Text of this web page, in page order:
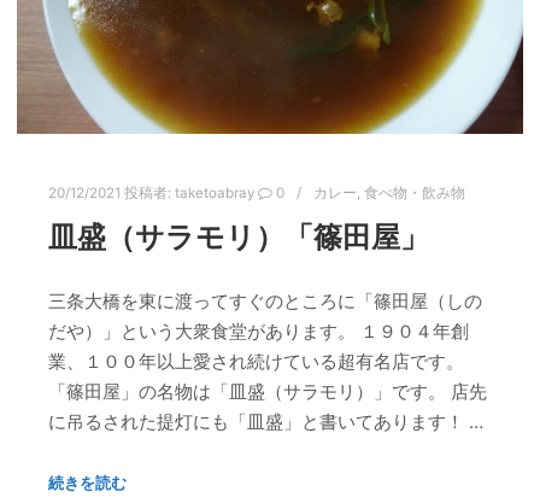
20/12/2021 投稿者: taketoabray 0 カレー, 食べ物・飲み物
皿盛（サラモリ）「篠田屋」
三条大橋を東に渡ってすぐのところに「篠田屋（しの
だや）」という大衆食堂があります。 １９０４年創
業、１００年以上愛され続けている超有名店です。
「篠田屋」の名物は「皿盛（サラモリ）」です。 店先
に吊るされた提灯にも「皿盛」と書いてあります！ …
続きを読む